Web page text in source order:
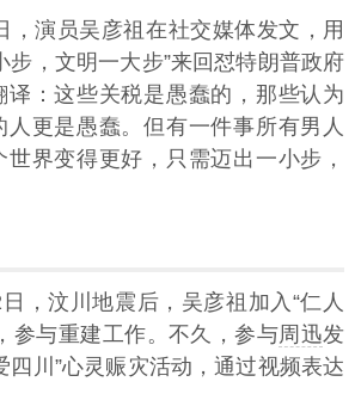
，演员吴彦祖在社交媒体发文，用
步，文明一大步”来回怼特朗普政府
译：这些关税是愚蠢的，那些认为
更是愚蠢。但有一件事所有男人
界变得更好，只需迈出一小步，
，汶川地震后，吴彦祖加入“仁人
参与重建工作。不久，参与周迅发
四川”心灵赈灾活动，通过视频表达